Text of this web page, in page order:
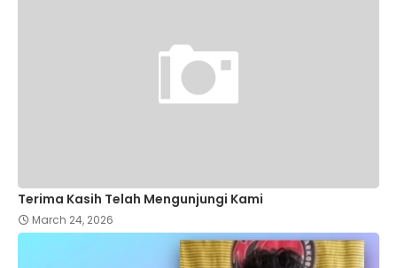
Terima Kasih Telah Mengunjungi Kami
March 24, 2026